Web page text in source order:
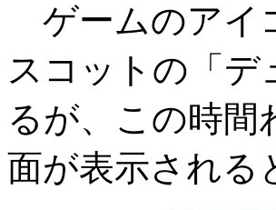
ゲームのアイ
スコットの「
るが、この時間
面が表示される